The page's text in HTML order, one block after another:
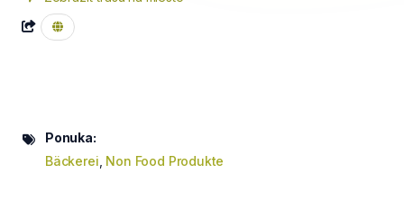
Ponuka:
Bäckerei Non Food Produkte